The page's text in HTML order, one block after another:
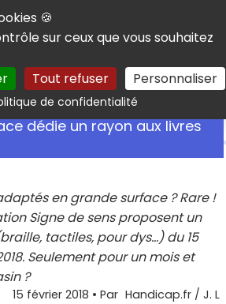
cookies
🍪
sur ceux que vous souhaitez
Tout refuser Personnaliser
de confidentialitéRechercher
dédie un rayon aux livres
en grande surface ? Rare !
Signe de sens proposent un
tactiles, pour dys...) du 15
Seulement pour un mois et
?
15 février 2018 • Par Handicap.fr / J. L